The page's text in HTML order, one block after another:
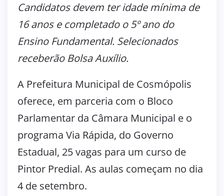
Candidatos devem ter idade mínima de
16 anos e completado o 5º ano do
Ensino Fundamental. Selecionados
receberão Bolsa Auxílio.
A Prefeitura Municipal de Cosmópolis
oferece, em parceria com o Bloco
Parlamentar da Câmara Municipal e o
programa Via Rápida, do Governo
Estadual, 25 vagas para um curso de
Pintor Predial. As aulas começam no dia
4 de setembro.